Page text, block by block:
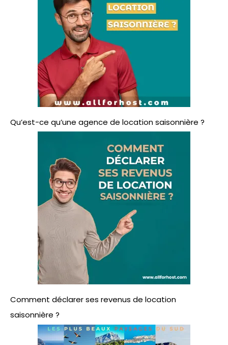
Qu’est-ce qu’une agence de location saisonnière ?
Comment déclarer ses revenus de location
saisonnière ?